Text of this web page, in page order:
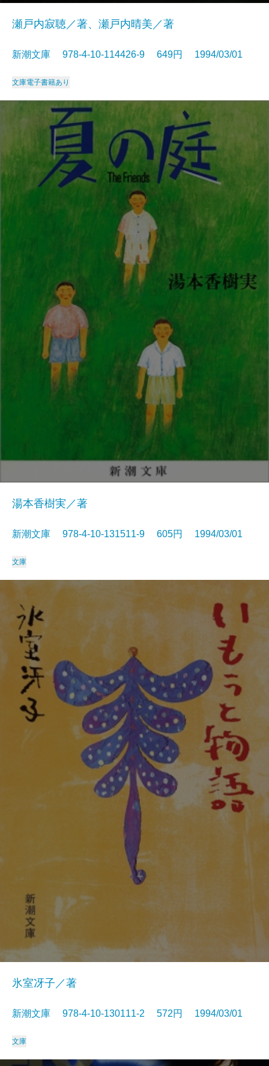
瀬戸内寂聴／著、瀬戸内晴美／著
新潮文庫 978-4-10-114426-9 649円 1994/03/01
文庫電子書籍あり
湯本香樹実／著
新潮文庫 978-4-10-131511-9 605円 1994/03/01
文庫
氷室冴子／著
新潮文庫 978-4-10-130111-2 572円 1994/03/01
文庫